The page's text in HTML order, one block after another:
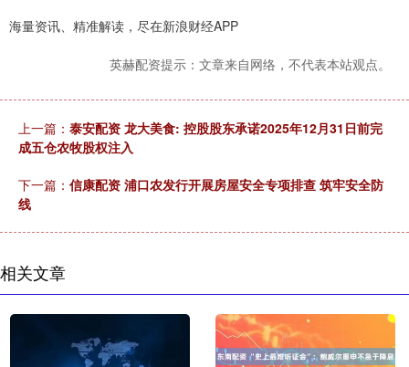
海量资讯、精准解读，尽在新浪财经APP
英赫配资提示：文章来自网络，不代表本站观点。
上一篇： 泰安配资 龙大美食: 控股股东承诺2025年12月31日前完
成五仓农牧股权注入
下一篇： 信康配资 浦口农发行开展房屋安全专项排查 筑牢安全防
线
相关文章